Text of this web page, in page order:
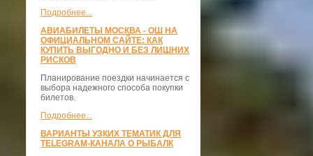
Подробнее...
АВИАБИЛЕТЫ МОСКВА - ОШ НА
ОФИЦИАЛЬНОМ САЙТЕ: КАК
КУПИТЬ ВЫГОДНО И БЕЗ ЛИШНИХ
РИСКОВ
Планирование поездки начинается с
выбора надежного способа покупки
билетов.
Подробнее...
ВАРИАНТЫ УЗКИХ ТЕМАТИК ДЛЯ
TELEGRAM-КАНАЛА О РЫБАЛК